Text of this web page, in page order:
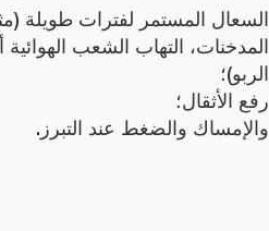
السعال المستمر لفترات طويلة
المدخنات، التهاب الشعب
الربو)؛
رفع الأثقال؛
والإمساك والضغط عند التبرز.